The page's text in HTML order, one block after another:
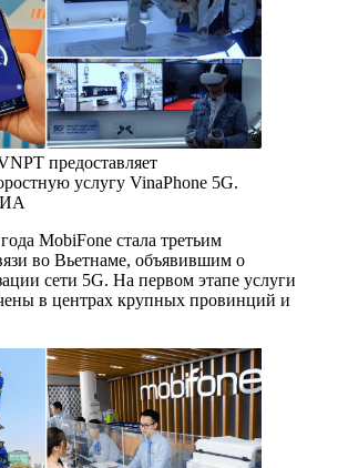
предоставляет
услугу VinaPhone 5G.
MobiFone стала третьим
во Вьетнаме, объявившим о
сети 5G. На первом этапе услуги
в центрах крупных провинций и